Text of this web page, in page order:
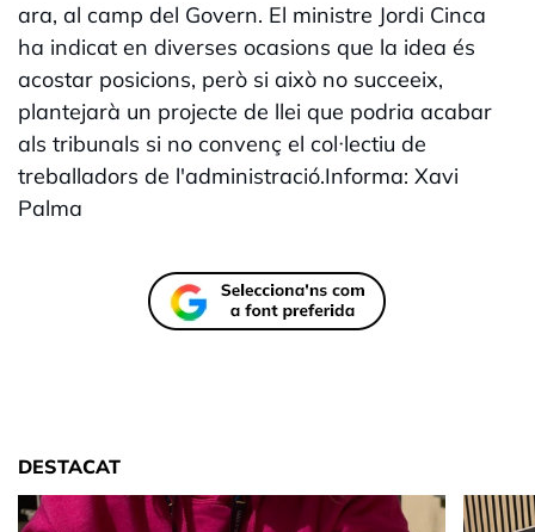
ara, al camp del Govern. El ministre Jordi Cinca
ha indicat en diverses ocasions que la idea és
acostar posicions, però si això no succeeix,
plantejarà un projecte de llei que podria acabar
als tribunals si no convenç el col·lectiu de
treballadors de l'administració.Informa: Xavi
Palma
DESTACAT